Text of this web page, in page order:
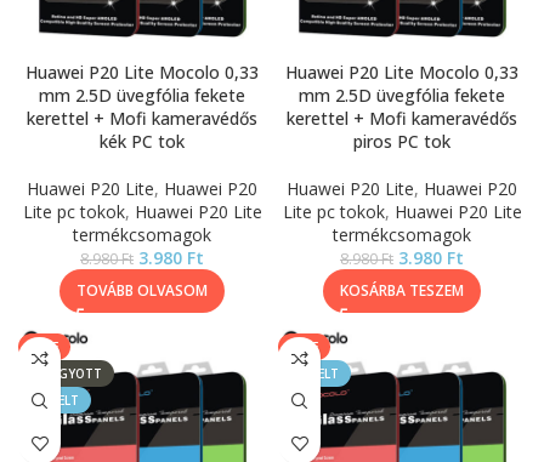
Huawei P20 Lite Mocolo 0,33
mm 2.5D üvegfólia fekete
kerettel + Mofi kameravédős
kék PC tok
Huawei P20 Lite, Huawei P20
Lite pc tokok, Huawei P20 Lite
termékcsomagok
8.980Ft 3.980 Ft
TOVÁBB OLVASOM
Huawei P20 Lite Mocolo 0,33
mm 2.5D üvegfólia fekete
kerettel + Mofi kameravédős
piros PC tok
Huawei P20 Lite, Huawei P20
Lite pc tokok, Huawei P20 Lite
termékcsomagok
8.980Ft 3.980 Ft
KOSÁRBA TESZEM
SALE
ELFOGYOTT
KIEMELT
SALE
KIEMELT